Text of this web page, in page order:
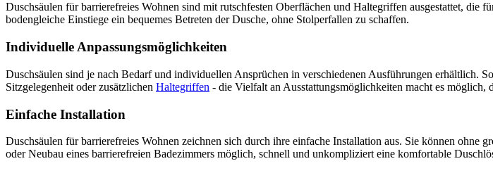
Duschsäulen für barrierefreies Wohnen sind mit rutschfesten Oberflächen und Haltegriffen ausgestattet,
bodengleiche Einstiege ein bequemes Betreten der Dusche, ohne Stolperfallen zu schaffen.
Individuelle Anpassungsmöglichkeiten
Duschsäulen sind je nach Bedarf und individuellen Ansprüchen in verschiedenen Ausführungen erhältlich.
Sitzgelegenheit oder zusätzlichen Haltegriffen - die Vielfalt an Ausstattungsmöglichkeiten macht es möglich,
Einfache Installation
Duschsäulen für barrierefreies Wohnen zeichnen sich durch ihre einfache Installation aus. Sie können
oder Neubau eines barrierefreien Badezimmers möglich, schnell und unkompliziert eine komfortable